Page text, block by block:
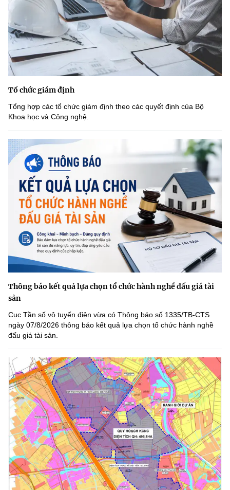
Tổ chức giám định
Tổng hợp các tổ chức giám định theo các quyết định của Bộ
Khoa học và Công nghệ.
Thông báo kết quả lựa chọn tổ chức hành nghề đấu giá tài
sản
Cục Tần số vô tuyến điện vừa có Thông báo số 1335/TB-CTS
ngày 07/8/2026 thông báo kết quả lựa chọn tổ chức hành nghề
đấu giá tài sản.